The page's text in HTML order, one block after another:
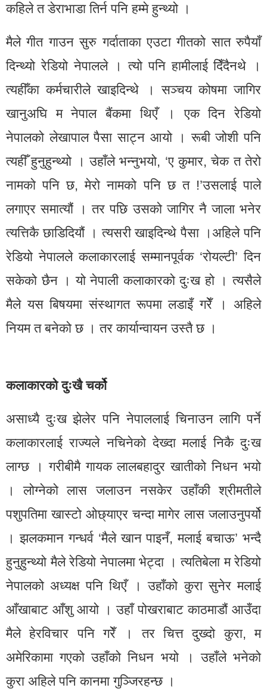
कहिले त डेराभाडा तिर्न पनि हम्मे हुन्थ्यो ।
मैले गीत गाउन सुरु गर्दाताका एउटा गीतको सात रुपैयाँ
दिन्थ्यो रेडियो नेपालले । त्यो पनि हामीलाई दिँदैनथे ।
त्यहीँका कर्मचारीले खाइदिन्थे । सञ्चय कोषमा जागिर
खानुअघि म नेपाल बैंकमा थिएँ । एक दिन रेडियो
नेपालको लेखापाल पैसा साट्न आयो । रूबी जोशी पनि
त्यहीँ हुनुहुन्थ्यो । उहाँले भन्नुभयो, ‘ए कुमार, चेक त तेरो
नामको पनि छ, मेरो नामको पनि छ त !’उसलाई पाले
लगाएर समात्यौं । तर पछि उसको जागिर नै जाला भनेर
त्यत्तिकै छाडिदियौं । त्यसरी खाइदिन्थे पैसा ।अहिले पनि
रेडियो नेपालले कलाकारलाई सम्मानपूर्वक ‘रोयल्टी’ दिन
सकेको छैन । यो नेपाली कलाकारको दुःख हो । त्यसैले
मैले यस बिषयमा संस्थागत रूपमा लडाइँ गरेँ । अहिले
नियम त बनेको छ । तर कार्यान्वायन उस्तै छ ।
कलाकारको दुःखै चर्को
असाध्यै दुःख झेलेर पनि नेपाललाई चिनाउन लागि पर्ने
कलाकारलाई राज्यले नचिनेको देख्दा मलाई निकै दुःख
लाग्छ । गरीबीमै गायक लालबहादुर खातीको निधन भयो
। लोग्नेको लास जलाउन नसकेर उहाँकी श्रीमतीले
पशुपतिमा खास्टो ओछ्याएर चन्दा मागेर लास जलाउनुपर्यो
। झलकमान गन्धर्व ‘मैले खान पाइनँ, मलाई बचाऊ’ भन्दै
हुनुहुन्थ्यो मैले रेडियो नेपालमा भेट्दा । त्यतिबेला म रेडियो
नेपालको अध्यक्ष पनि थिएँ । उहाँको कुरा सुनेर मलाई
आँखाबाट आँशु आयो । उहाँ पोखराबाट काठमाडौं आउँदा
मैले हेरविचार पनि गरेँ । तर चित्त दुख्दो कुरा, म
अमेरिकामा गएको उहाँको निधन भयो । उहाँले भनेको
कुरा अहिले पनि कानमा गुञ्जिरहन्छ ।